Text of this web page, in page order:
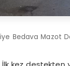
Bedava Mazot